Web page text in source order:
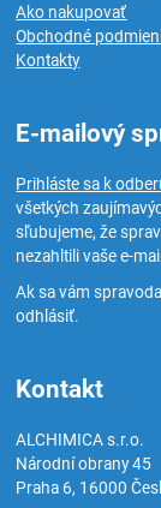
Ako nakupovať
Obchodné
Kontakty
E-mailový
Prihláste sa k
všetkých
sľubujeme, že
nezahltili vaše e-
Ak sa vám
odhlásiť.
Kontakt
ALCHIMICA s.r.o.
Národní obrany 45
Praha 6, 16000